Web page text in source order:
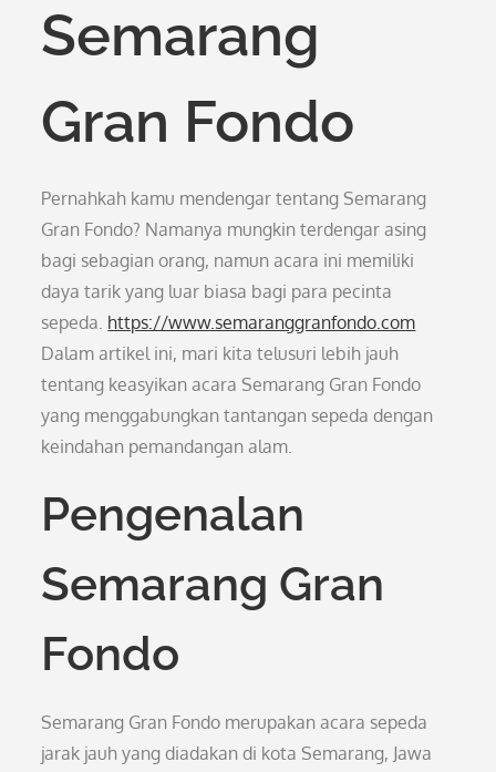
Semarang
Gran Fondo
Pernahkah kamu mendengar tentang Semarang
Gran Fondo? Namanya mungkin terdengar asing
bagi sebagian orang, namun acara ini memiliki
daya tarik yang luar biasa bagi para pecinta
sepeda. https://www.semaranggranfondo.com
Dalam artikel ini, mari kita telusuri lebih jauh
tentang keasyikan acara Semarang Gran Fondo
yang menggabungkan tantangan sepeda dengan
keindahan pemandangan alam.
Pengenalan
Semarang Gran
Fondo
Semarang Gran Fondo merupakan acara sepeda
jarak jauh yang diadakan di kota Semarang, Jawa